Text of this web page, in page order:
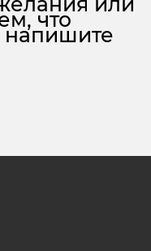
что
напишите